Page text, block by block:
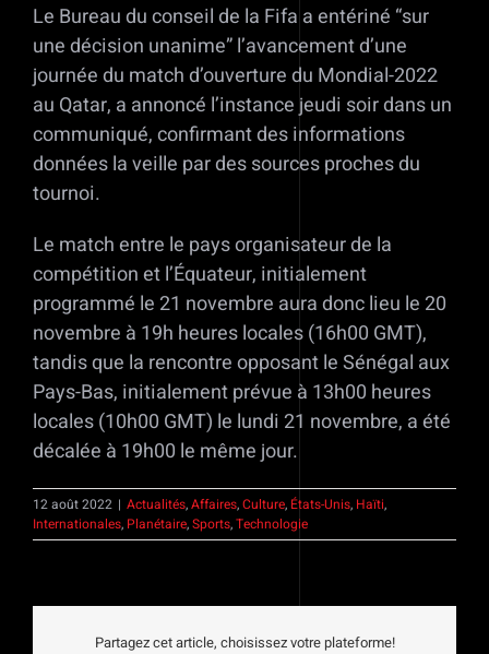
Le Bureau du conseil de la Fifa a entériné “sur
une décision unanime” l’avancement d’une
journée du match d’ouverture du Mondial-2022
au Qatar, a annoncé l’instance jeudi soir dans un
communiqué, confirmant des informations
données la veille par des sources proches du
tournoi.
Le match entre le pays organisateur de la
compétition et l’Équateur, initialement
programmé le 21 novembre aura donc lieu le 20
novembre à 19h heures locales (16h00 GMT),
tandis que la rencontre opposant le Sénégal aux
Pays-Bas, initialement prévue à 13h00 heures
locales (10h00 GMT) le lundi 21 novembre, a été
décalée à 19h00 le même jour.
12 août 2022 | Actualités,Affaires,Culture, États-Unis, Haïti,
Internationales, Planétaire,Sports,Technologie
Partagez cet article, choisissez votre plateforme!